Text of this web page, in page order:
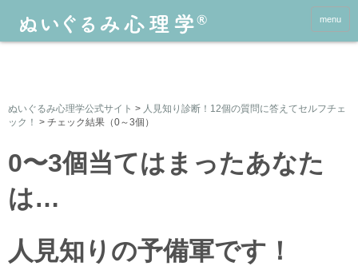
menu
ぬいぐるみ心理学公式サイト > 人見知り診断！12個の質問に答えてセルフチェ
ック！ > チェック結果（0～3個）
0〜3個当てはまったあなた
は…
人見知りの予備軍です！